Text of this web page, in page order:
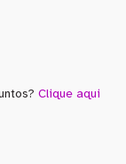
Clique aqui